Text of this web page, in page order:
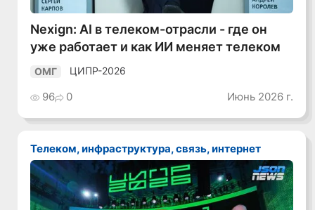
Nexign: AI в телеком-отрасли - где он
уже работает и как ИИ меняет телеком
ОМГ ЦИПР-2026
96 0 Июнь 2026 г.
Телеком, инфраструктура, связь, интернет